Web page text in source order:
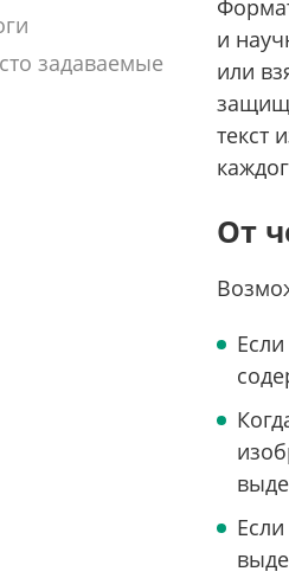
задаваемые
и
или
текст
От